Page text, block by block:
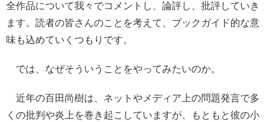
全作品について我々でコメントし、論評し、批評していき
ます。読者の皆さんのことを考えて、ブックガイド的な意
味も込めていくつもりです。
では、なぜそういうことをやってみたいのか。
近年の百田尚樹は、ネットやメディア上の問題発言で多
くの批判や炎上を巻き起こしていますが、もともと彼の小